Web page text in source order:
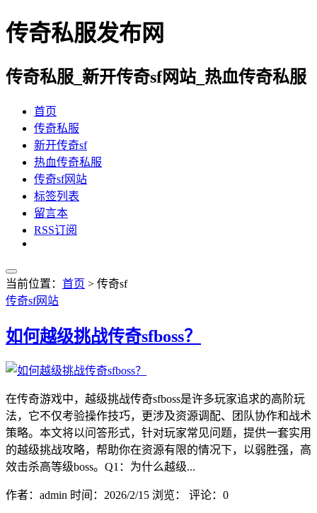
传奇私服发布网
传奇私服_新开传奇sf网站_热血传奇私服
首页
传奇私服
新开传奇sf
热血传奇私服
传奇sf网站
标签列表
留言本
RSS订阅
当前位置： 首页 > 传奇sf
传奇sf网站
如何越级挑战传奇sfboss？
在传奇游戏中，越级挑战传奇sfboss是许多玩家追求的高阶玩
法，它不仅考验操作技巧，更涉及资源调配、团队协作和战术
策略。本文将以问答形式，针对玩家常见问题，提供一套实用
的越级挑战攻略，帮助你在资源有限的情况下，以弱胜强，高
效击杀高等级boss。Q1：为什么越级...
作者：admin 时间：2026/2/15 浏览： 评论：0